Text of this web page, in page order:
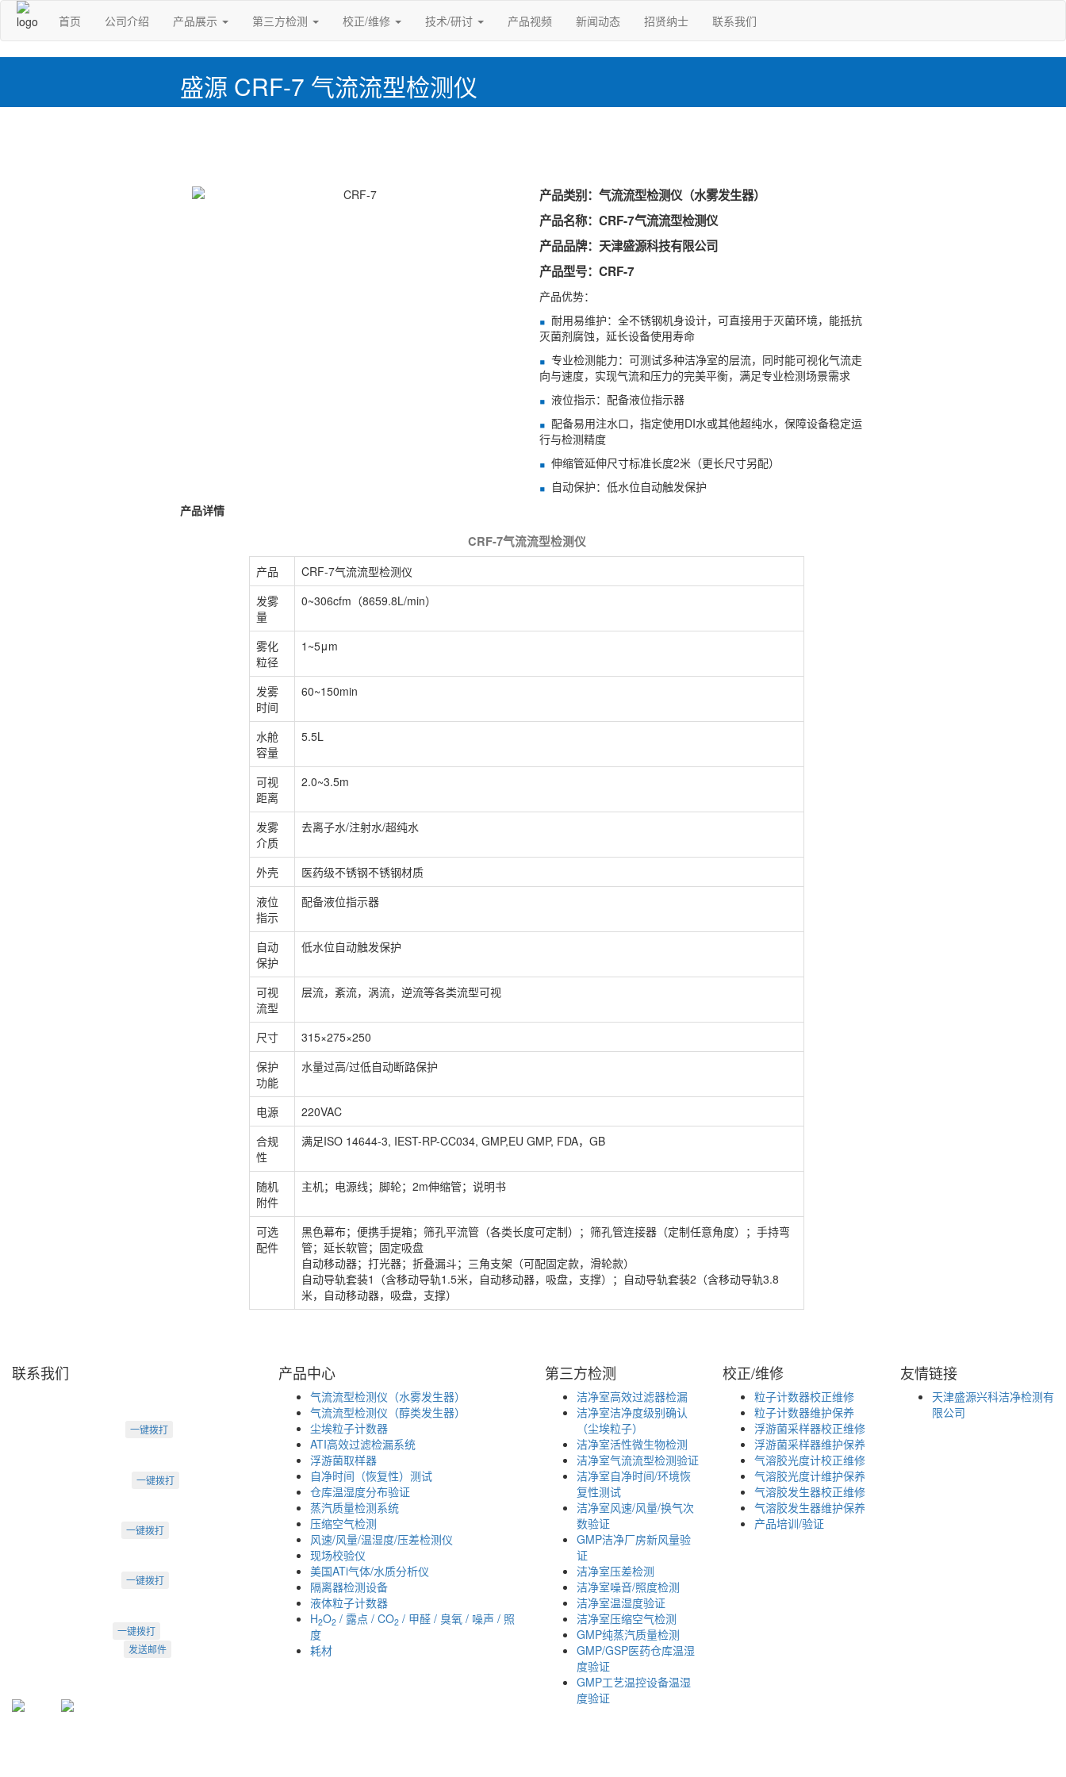
首页 公司介绍 产品展示 第三方检测 校正/维修 技术/研讨 产品视频 新闻动态 招贤纳士 联系我们
盛源 CRF-7 气流流型检测仪
产品类别：气流流型检测仪（水雾发生器）
产品名称：CRF-7气流流型检测仪
产品品牌：天津盛源科技有限公司
产品型号：CRF-7
产品优势：
耐用易维护：全不锈钢机身设计，可直接用于灭菌环境，能抵抗
灭菌剂腐蚀，延长设备使用寿命
专业检测能力：可测试多种洁净室的层流，同时能可视化气流走
向与速度，实现气流和压力的完美平衡，满足专业检测场景需求
液位指示：配备液位指示器
配备易用注水口，指定使用DI水或其他超纯水，保障设备稳定运
行与检测精度
伸缩管延伸尺寸标准长度2米（更长尺寸另配）
自动保护：低水位自动触发保护
产品详情
CRF-7气流流型检测仪
产品
CRF-7气流流型检测仪
发雾
量
0~306cfm（8659.8L/min）
雾化
粒径
1~5μm
发雾
时间
60~150min
水舱
容量
5.5L
可视
距离
2.0~3.5m
发雾
介质
去离子水/注射水/超纯水
外壳
医药级不锈钢不锈钢材质
液位
指示
配备液位指示器
自动
保护
低水位自动触发保护
可视
流型
层流，紊流，涡流，逆流等各类流型可视
尺寸
315×275×250
保护
功能
水量过高/过低自动断路保护
电源
220VAC
合规
性
满足ISO 14644-3, IEST-RP-CC034, GMP,EU GMP, FDA，GB
随机
附件
主机；电源线；脚轮；2m伸缩管；说明书
可选
配件
黑色幕布；便携手提箱；筛孔平流管（各类长度可定制）；筛孔管连接器（定制任意角度）；手持弯
管；延长软管；固定吸盘
自动移动器；打光器；折叠漏斗；三角支架（可配固定款，滑轮款）
自动导轨套装1（含移动导轨1.5米，自动移动器，吸盘，支撑）；自动导轨套装2（含移动导轨3.8
米，自动移动器，吸盘，支撑）
联系我们
一键拨打
一键拨打
一键拨打
一键拨打
一键拨打
发送邮件
产品中心
气流流型检测仪（水雾发生器）
气流流型检测仪（醇类发生器）
尘埃粒子计数器
ATI高效过滤检漏系统
浮游菌取样器
自净时间（恢复性）测试
仓库温湿度分布验证
蒸汽质量检测系统
压缩空气检测
风速/风量/温湿度/压差检测仪
现场校验仪
美国ATi气体/水质分析仪
隔离器检测设备
液体粒子计数器
H2O2 / 露点 / CO2 / 甲醛 / 臭氧 / 噪声 / 照
度
耗材
第三方检测
洁净室高效过滤器检漏
洁净室洁净度级别确认
（尘埃粒子）
洁净室活性微生物检测
洁净室气流流型检测验证
洁净室自净时间/环境恢
复性测试
洁净室风速/风量/换气次
数验证
GMP洁净厂房新风量验
证
洁净室压差检测
洁净室噪音/照度检测
洁净室温湿度验证
洁净室压缩空气检测
GMP纯蒸汽质量检测
GMP/GSP医药仓库温湿
度验证
GMP工艺温控设备温湿
度验证
校正/维修
粒子计数器校正维修
粒子计数器维护保养
浮游菌采样器校正维修
浮游菌采样器维护保养
气溶胶光度计校正维修
气溶胶光度计维护保养
气溶胶发生器校正维修
气溶胶发生器维护保养
产品培训/验证
友情链接
天津盛源兴科洁净检测有
限公司